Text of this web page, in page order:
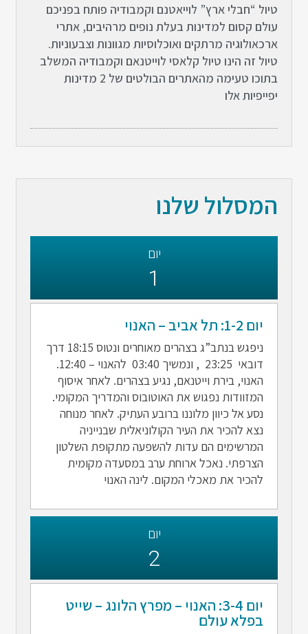
טיול “חבלי ארץ” לוייאטנם וקמבודיה פותח בפניכם
עולם קסום למדינות בעלת נופים מרהיבים, אתרי
ארכאולוגיה מרתקים ואוכלוסיות מגוונות וצבעוניות.
טיול זה הינו טיול קלאסי לוייטנאם וקמבודיה המשלב
בתוכו טעימה מהאתרים הבולטים של 2 מדינות
יפייפיות אלו
המסלול שלנו
יום
1
יום 1-2: תל אביב – האנוי
ניפגש בנתב”ג בצהרים מאוחרים ונטוס 18:15 דרך
דובאי 23:25 , ונמשיך 03:40 להאנוי – 12:40.
האנוי, בירת וייטנאם, נגיע בצהרים. לאחר איסוף
המזוודות נפגוש את האוטובוס והמדריך המקומי.
נסע אל כיוון מלוננו ברובע העתיק. לאחר מנוחה
נצא להכיר את העיר הקולוניאלית שבנייניה
המרשימים הם עדות להשפעה מתקופת השלטון
הצרפתי. נאכל ארוחת ערב במסעדה מקומית
להכיר את מאכלי המקום. לינה האנוי
יום
2
יום 3-4: האנוי – מפרץ הלונג – שייט
בפלא עולם